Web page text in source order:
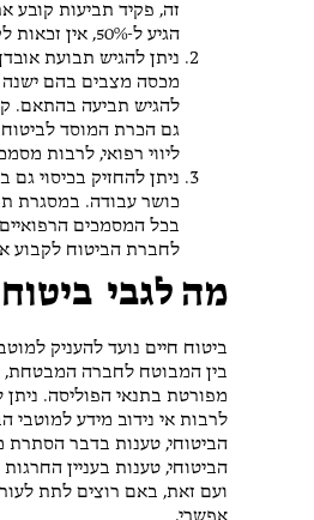
זה, פקיד תביעות קובע
הגיע ל-50%, אין זכאות לקצבה.
ניתן להגיש תבועת
מכסה מצבים בהם ישנה
להגיש תביעה בהתאם.
גם הכרת המוסד
ליווי רפואי, לרבות
ניתן להחזיק בכיסוי
כושר עבודה. במסגרת
בכל המסמכים
לחברת הביטוח לקבוע
מה לגבי
ביטוח חיים נועד להעניק
בין המבוטח לחברה המבטחת,
מפורטת בתנאי הפוליסה.
לרבות אי נידוב מידע
הביטוחי, טענות בדבר הסתרת
הביטוחי, טענות בעניין
ועם זאת, באם רוצים לתת